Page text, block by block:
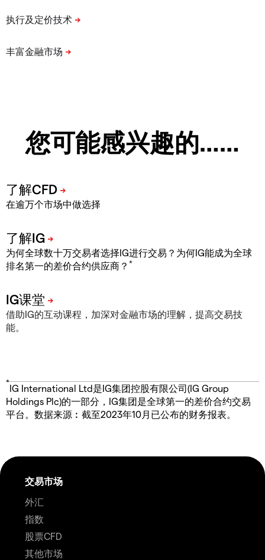
您可能感兴趣的……
在逾万个市场中做选择
为何全球数十万交易者选择IG进行交易？为何IG能成为全球
排名第一的差价合约供应商？ *
借助IG的互动课程，加深对金融市场的理解，提高交易技
能。
*
IG International Ltd是IG集团控股有限公司(IG Group
Holdings Plc)的一部分，IG集团是全球第一的差价合约交易
平台。数据来源︰截至2023年10月已公布的财务报表。
交易市场
外汇
指数
股票CFD
其他市场